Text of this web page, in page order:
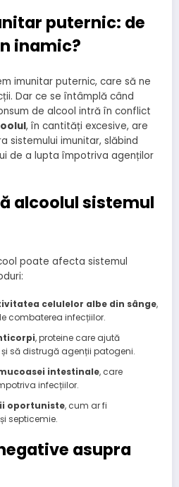
puternic: de
inamic?
imunitar puternic, care să ne
Dar ce se întâmplă când
de alcool intră în conflict
, în cantități excesive, are
sistemului imunitar, slăbind
de a lupta împotriva agenților
alcoolul sistemul
poate afecta sistemul
celulelor albe din sânge,
combaterea infecțiilor.
, proteine ​​care ajută
să distrugă agenții patogeni.
intestinale, care
infecțiilor.
oportuniste, cum ar fi
septicemie.
asupra